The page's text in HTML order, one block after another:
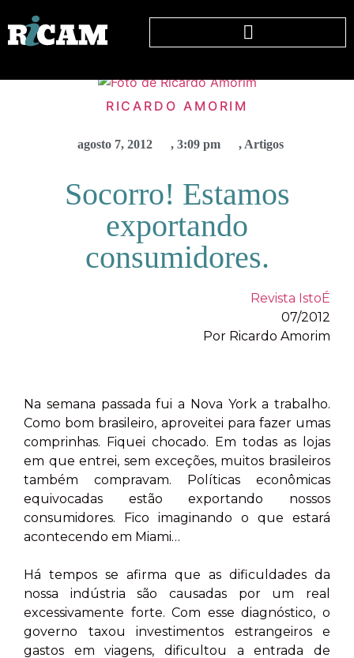
RICARDO AMORIM
agosto 7, 2012 , 3:09 pm , Artigos
Socorro! Estamos
exportando
consumidores.
Revista IstoÉ
07/2012
Por Ricardo Amorim
Na semana passada fui a Nova York a trabalho.
Como bom brasileiro, aproveitei para fazer umas
comprinhas. Fiquei chocado. Em todas as lojas
em que entrei, sem exceções, muitos brasileiros
também compravam. Políticas econômicas
equivocadas estão exportando nossos
consumidores. Fico imaginando o que estará
acontecendo em Miami…
Há tempos se afirma que as dificuldades da
nossa indústria são causadas por um real
excessivamente forte. Com esse diagnóstico, o
governo taxou investimentos estrangeiros e
gastos em viagens, dificultou a entrada de